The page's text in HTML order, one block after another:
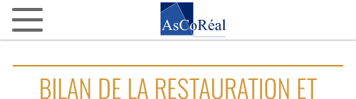
ASCOREAL
Asco…quoi ?
BILAN DE LA RESTAURATION ET